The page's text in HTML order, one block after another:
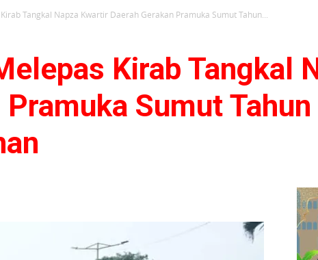
Tangkal Napza Kwartir Daerah Gerakan Pramuka Sumut Tahun...
Kirab Tangkal
Pramuka Sumut